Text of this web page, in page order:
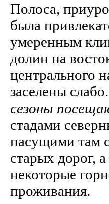
Полоса,
была
умеренным
долин на
центрального
заселены
сезоны
стадами
пасущими там
старых дорог,
некоторые
проживания.